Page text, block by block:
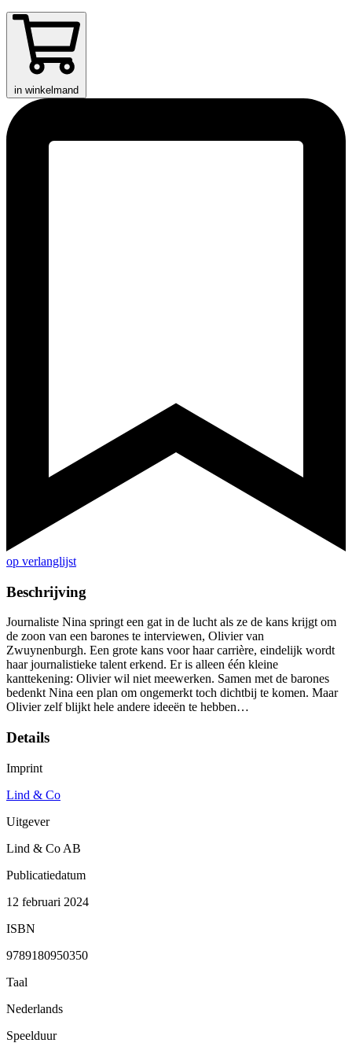
in winkelmand
op verlanglijst
Beschrijving
Journaliste Nina springt een gat in de lucht als ze de kans krijgt om
de zoon van een barones te interviewen, Olivier van
Zwuynenburgh. Een grote kans voor haar carrière, eindelijk wordt
haar journalistieke talent erkend. Er is alleen één kleine
kanttekening: Olivier wil niet meewerken. Samen met de barones
bedenkt Nina een plan om ongemerkt toch dichtbij te komen. Maar
Olivier zelf blijkt hele andere ideeën te hebben…
Details
Imprint
Lind & Co
Uitgever
Lind & Co AB
Publicatiedatum
12 februari 2024
ISBN
9789180950350
Taal
Nederlands
Speelduur